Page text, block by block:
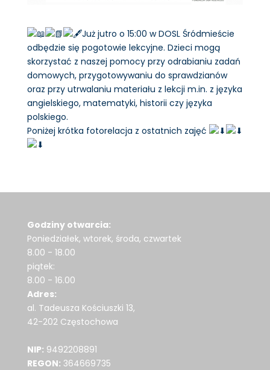
Już jutro o 15:00 w DOSL Śródmieście
odbędzie się pogotowie lekcyjne. Dzieci mogą
skorzystać z naszej pomocy przy odrabianiu zadań
domowych, przygotowywaniu do sprawdzianów
oraz przy utrwalaniu materiału z lekcji m.in. z języka
angielskiego, matematyki, historii czy języka
polskiego.
Poniżej krótka fotorelacja z ostatnich zajęć
Godziny otwarcia:
Poniedziałek, wtorek, środa, czwartek
8.00 - 18.00
piątek:
8.00 - 16.00
Adres:
al. Tadeusza Kościuszki 13,
42-202 Częstochowa
NIP: 9492208891
REGON: 364669735